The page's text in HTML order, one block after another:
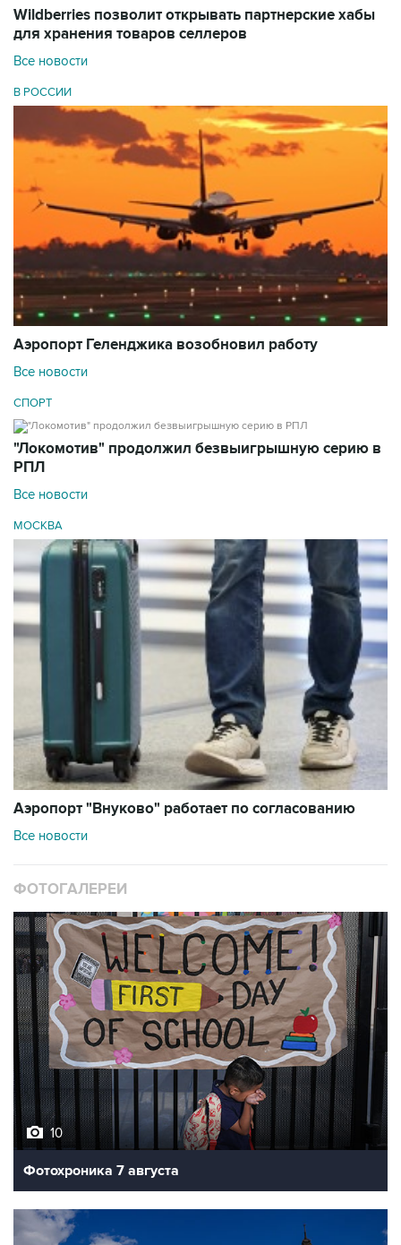
Wildberries позволит открывать партнерские хабы
для хранения товаров селлеров
Все новости
В РОССИИ
Аэропорт Геленджика возобновил работу
Все новости
СПОРТ
"Локомотив" продолжил безвыигрышную серию в
РПЛ
Все новости
МОСКВА
Аэропорт "Внуково" работает по согласованию
Все новости
ФОТОГАЛЕРЕИ
10
Фотохроника 7 августа